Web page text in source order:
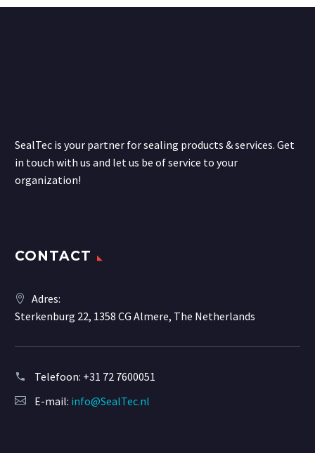
SealTec is your partner for sealing products & services. Get
in touch with us and let us be of service to your
organization!
CONTACT
Adres:
Sterkenburg 22, 1358 CG Almere, The Netherlands
Telefoon: +31 72 7600051
E-mail: info@SealTec.nl